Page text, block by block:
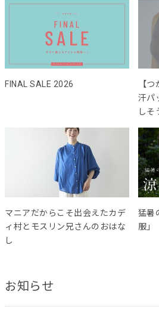
FINAL SALE 2026
【
汗パ
しそ
マニアだからこそ出会えたカデ
ィ村とモスリン兄さんのおはな
し
猛暑
服」
お知らせ